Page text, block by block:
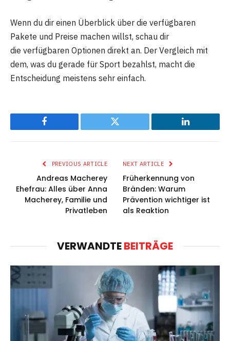
Wenn du dir einen Überblick über die verfügbaren
Pakete und Preise machen willst, schau dir
die verfügbaren Optionen direkt an. Der Vergleich mit
dem, was du gerade für Sport bezahlst, macht die
Entscheidung meistens sehr einfach.
Facebook Twitter LinkedIn
PREVIOUS ARTICLE
Andreas Macherey
Ehefrau: Alles über Anna
Macherey, Familie und
Privatleben
NEXT ARTICLE
Früherkennung von
Bränden: Warum
Prävention wichtiger ist
als Reaktion
VERWANDTEBEITRÄGE